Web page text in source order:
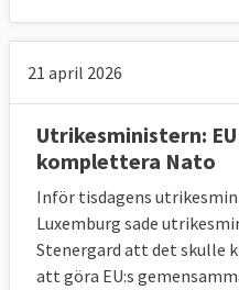
21 april 2026
Utrikesministern:
komplettera Nato
Inför tisdagens
Luxemburg sade
Stenergard att det skulle
att göra EU:s